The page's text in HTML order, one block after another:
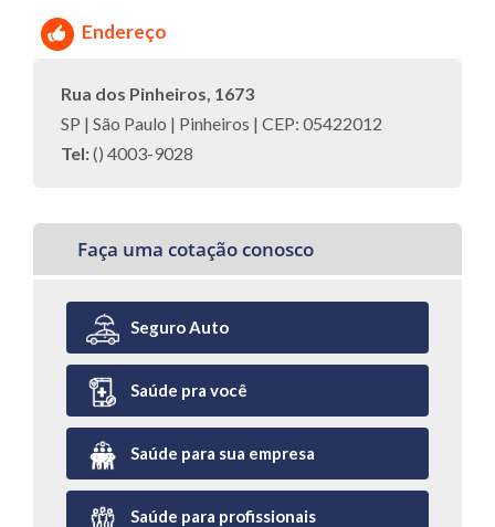
Endereço
Rua dos Pinheiros, 1673
SP | São Paulo | Pinheiros | CEP: 05422012
Tel:() 4003-9028
Faça uma cotação conosco
Seguro Auto
Saúde pra você
Saúde para sua empresa
Saúde para profissionais